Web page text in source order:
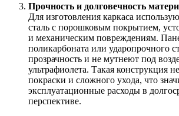
Прочность и долговечность
Для изготовления каркаса
сталь с порошковым покрытием,
и механическим повреждениям.
поликарбоната или ударопрочного
прозрачность и не мутнеют под
ультрафиолета. Такая конструкция
покраски и сложного ухода, что
эксплуатационные расходы в
перспективе.